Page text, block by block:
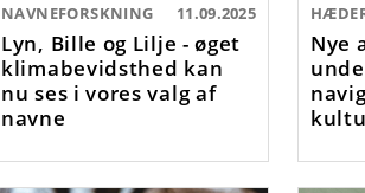
NAVNEFORSKNING 11.09.2025
Lyn, Bille og Lilje - øget
klimabevidsthed kan
nu ses i vores valg af
navne
Nye